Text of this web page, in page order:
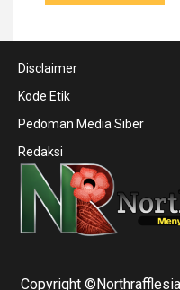
Disclaimer
Kode Etik
Pedoman Media Siber
Redaksi
Copyright